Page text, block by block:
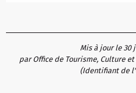
Mis à jour le 30
par Office de Tourisme, Culture
(Identifiant de